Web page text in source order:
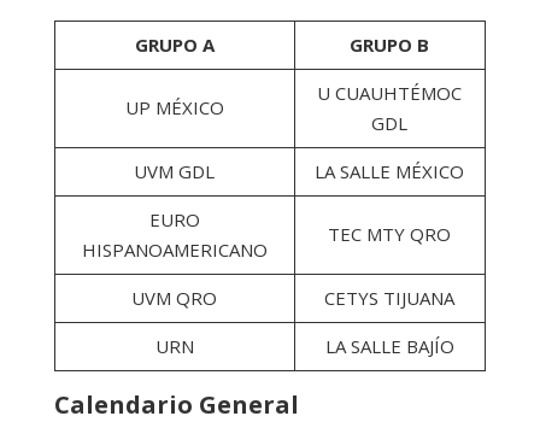
GRUPO A GRUPO B
UP MÉXICO
U CUAUHTÉMOC
GDL
UVM GDL
LA SALLE MÉXICO
EURO
HISPANOAMERICANO
TEC MTY QRO
UVM QRO
CETYS TIJUANA
URN
LA SALLE BAJÍO
Calendario General